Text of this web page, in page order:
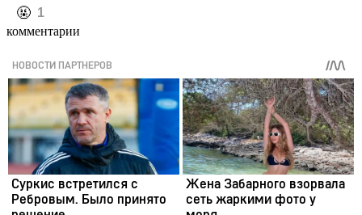
️🤬 1
комментарии